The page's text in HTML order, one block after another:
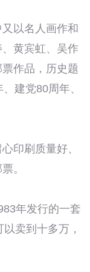
以名人画作和
黄宾虹、吴作
作品，历史题
建党80周年、
印刷质量好、
。
年发行的一套
卖到十多万，